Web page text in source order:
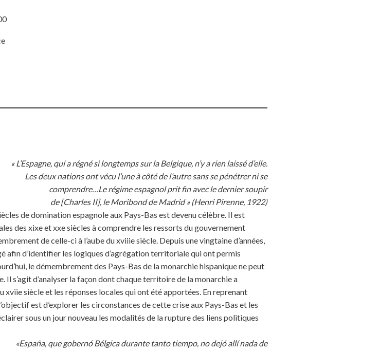
« L’Espagne, qui a régné si longtemps sur la Belgique, n’y a rien laissé d’elle.
Les deux nations ont vécu l’une à côté de l’autre sans se pénétrer ni se
comprendre…Le régime espagnol prit fin avec le dernier soupir
de [Charles II], le Moribond de Madrid » (Henri Pirenne, 1922)
de domination espagnole aux Pays-Bas est devenu célèbre. Il est
des xixe et xxe siècles à comprendre les ressorts du gouvernement
de celle-ci à l’aube du xviiie siècle. Depuis une vingtaine d’années,
afin d’identifier les logiques d’agrégation territoriale qui ont permis
le démembrement des Pays-Bas de la monarchie hispanique ne peut
Il s’agit d’analyser la façon dont chaque territoire de la monarchie a
siècle et les réponses locales qui ont été apportées. En reprenant
est d’explorer les circonstances de cette crise aux Pays-Bas et les
sous un jour nouveau les modalités de la rupture des liens politiques
«España, que gobernó Bélgica durante tanto tiempo, no dejó allí nada de